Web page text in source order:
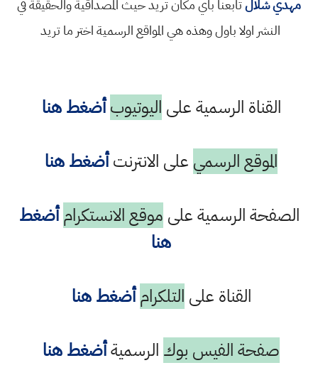
مهدي شلالتابعنا باي مكان تريد حيث المصداقية والحقيقة في
النشر اولا باول وهذه هي المواقع الرسمية اختر ما تريد
القناة الرسمية على اليوتيوب أضغط هنا
الموقع الرسمي على الانترنتأضغط هنا
الصفحة الرسمية على موقع الانستكرام أضغط
هنا
القناة على التلكرام أضغط هنا
صفحة الفيس بوك الرسميةأضغط هنا